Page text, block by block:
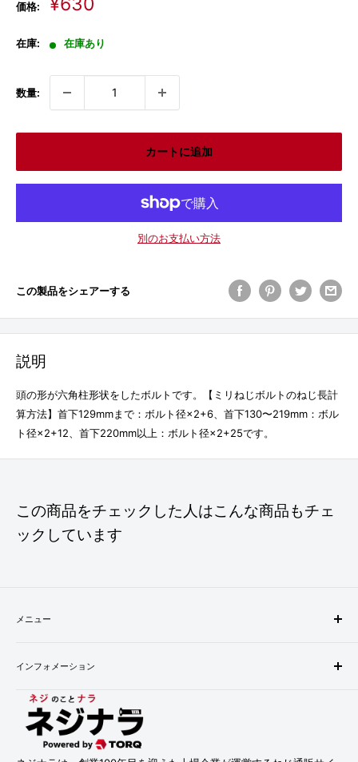
価格:
価
在庫: 在庫あり
数量:
カートに追加
別のお支払い方法
この製品をシェアーする
説明
頭の形が六角柱形状をしたボルトです。【ミリねじボルトのねじ長計
算方法】首下129mmまで：ボルト径×2+6、首下130〜219mm：ボル
ト径×2+12、首下220mm以上：ボルト径×2+25です。
この商品をチェックした人はこんな商品もチェ
ックしています
メニュー
配送・お支払い方法について
返品について
お問い合わせ
利用規約
インフォメーション
会社概要
プライバシーポリシー
利用規約